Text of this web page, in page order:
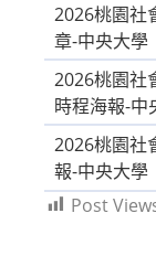
2026桃園社
章-中央大學
2026桃園社
時程海報-中
2026桃園社
報-中央大學
Post